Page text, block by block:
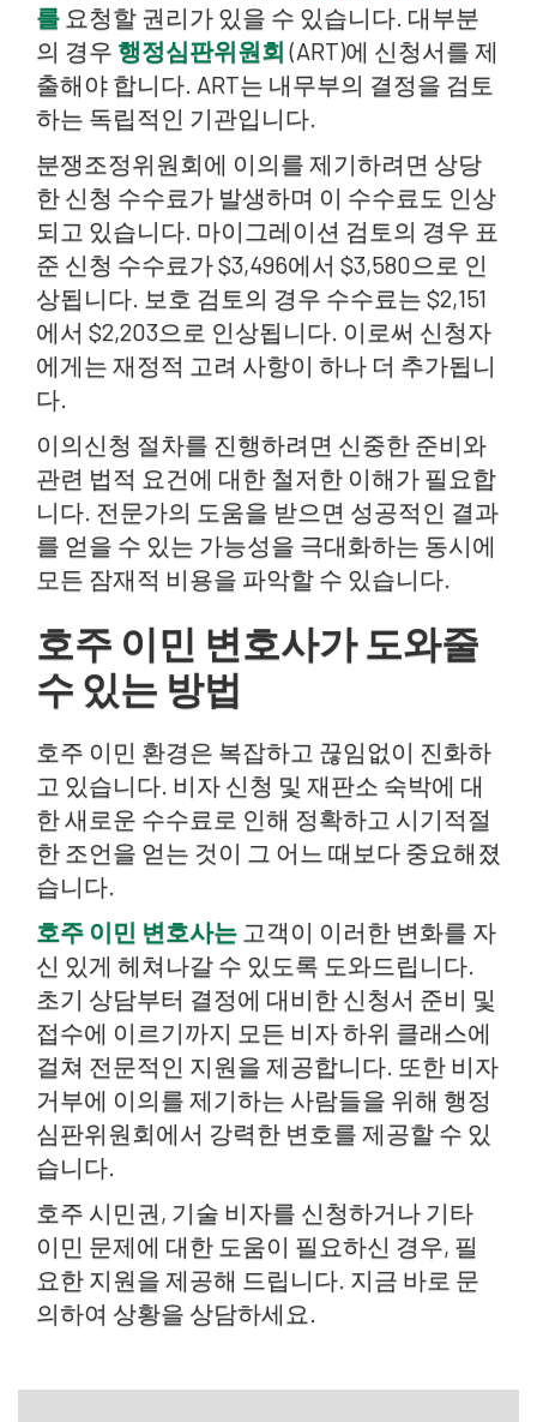
를 요청할 권리가 있을 수 있습니다. 대부분
의 경우 행정심판위원회 (ART)에 신청서를 제
출해야 합니다. ART는 내무부의 결정을 검토
하는 독립적인 기관입니다.
분쟁조정위원회에 이의를 제기하려면 상당
한 신청 수수료가 발생하며 이 수수료도 인상
되고 있습니다. 마이그레이션 검토의 경우 표
준 신청 수수료가 $3,496에서 $3,580으로 인
상됩니다. 보호 검토의 경우 수수료는 $2,151
에서 $2,203으로 인상됩니다. 이로써 신청자
에게는 재정적 고려 사항이 하나 더 추가됩니
다.
이의신청 절차를 진행하려면 신중한 준비와
관련 법적 요건에 대한 철저한 이해가 필요합
니다. 전문가의 도움을 받으면 성공적인 결과
를 얻을 수 있는 가능성을 극대화하는 동시에
모든 잠재적 비용을 파악할 수 있습니다.
호주 이민 변호사가 도와줄
수 있는 방법
호주 이민 환경은 복잡하고 끊임없이 진화하
고 있습니다. 비자 신청 및 재판소 숙박에 대
한 새로운 수수료로 인해 정확하고 시기적절
한 조언을 얻는 것이 그 어느 때보다 중요해졌
습니다.
호주 이민 변호사는 고객이 이러한 변화를 자
신 있게 헤쳐나갈 수 있도록 도와드립니다.
초기 상담부터 결정에 대비한 신청서 준비 및
접수에 이르기까지 모든 비자 하위 클래스에
걸쳐 전문적인 지원을 제공합니다. 또한 비자
거부에 이의를 제기하는 사람들을 위해 행정
심판위원회에서 강력한 변호를 제공할 수 있
습니다.
호주 시민권, 기술 비자를 신청하거나 기타
이민 문제에 대한 도움이 필요하신 경우, 필
요한 지원을 제공해 드립니다. 지금 바로 문
의하여 상황을 상담하세요.